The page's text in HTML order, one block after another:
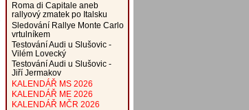
Roma di Capitale aneb
rallyový zmatek po Italsku
Sledování Rallye Monte Carlo
vrtulníkem
Testování Audi u Slušovic -
Vilém Lovecký
Testování Audi u Slušovic -
Jiří Jermakov
KALENDÁŘ MS 2026
KALENDÁŘ ME 2026
KALENDÁŘ MČR 2026